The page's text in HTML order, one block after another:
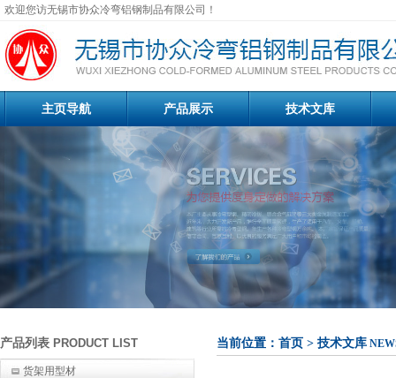
欢迎您访无锡市协众冷弯铝钢制品有限公司！
主页导航 产品展示 技术文库
产品列表 PRODUCT LIST
货架用型材
当前位置： 首页 > 技术文库